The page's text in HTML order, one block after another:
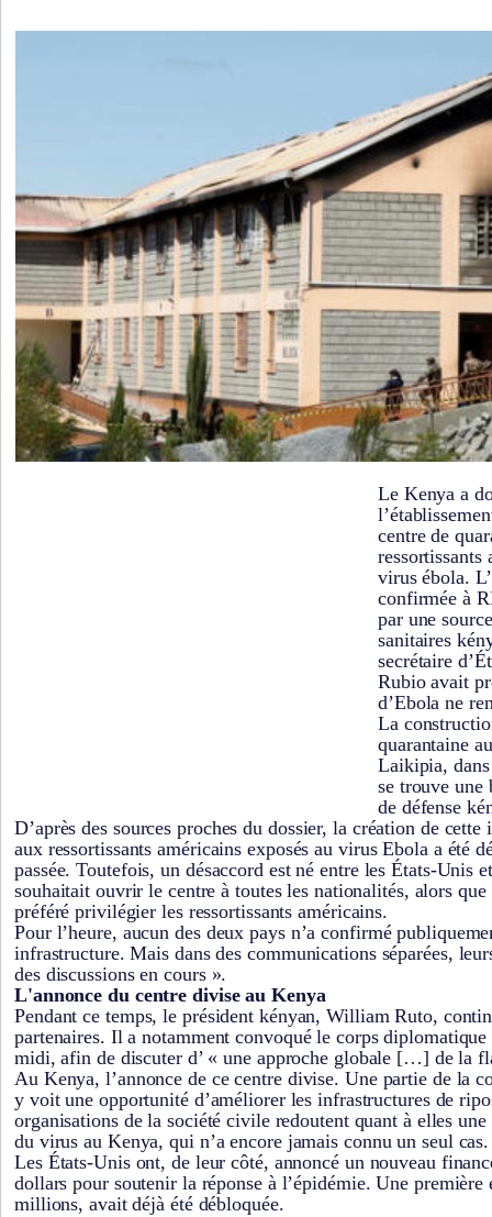
Le Kenya a
centre de
ressortissants
virus ébola.
confirmée à
par une
sanitaires
secrétaire
Rubio avait
d’Ebola ne
La
quarantaine
Laikipia,
se trouve une
de défense
D’après des sources proches du dossier, la création de cette
aux ressortissants américains exposés au virus Ebola a été
passée. Toutefois, un désaccord est né entre les États-Unis
souhaitait ouvrir le centre à toutes les nationalités, alors
préféré privilégier les ressortissants américains.
Pour l’heure, aucun des deux pays n’a confirmé
infrastructure. Mais dans des communications séparées,
des discussions en cours ».
L'annonce du centre divise au Kenya
Pendant ce temps, le président kényan, William Ruto,
partenaires. Il a notamment convoqué le corps
midi, afin de discuter d’ « une approche globale […] de la
Au Kenya, l’annonce de ce centre divise. Une partie de la
y voit une opportunité d’améliorer les infrastructures de
organisations de la société civile redoutent quant à elles
du virus au Kenya, qui n’a encore jamais connu un seul cas.
Les États-Unis ont, de leur côté, annoncé un nouveau
dollars pour soutenir la réponse à l’épidémie. Une première
millions, avait déjà été débloquée.